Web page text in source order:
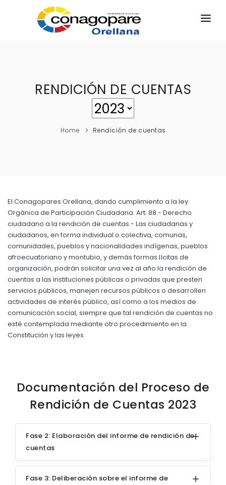
INSTITUCIÓN
EJECUCIÓN Y PRESUPUESTO
Gestión Institucional
Capacitaciones y talleres
EJECUCIÓN PRESUPUESTARIA
Información Presupuestaria
Procesos de contratación
SOPORTE INSTITUCIONAL
Registro oficiales de creación parroquiales
RENDICIÓN DE CUENTAS
Home Rendición de cuentas
El Conagopares Orellana, dando cumplimiento a la ley
Orgánica de Participación Ciudadana. Art. 88.- Derecho
ciudadano a la rendición de cuentas.- Las ciudadanas y
ciudadanos, en forma individual o colectiva, comunas,
comunidades, pueblos y nacionalidades indígenas, pueblos
afroecuatoriano y montubio, y demás formas lícitas de
organización, podrán solicitar una vez al año la rendición de
cuentas a las instituciones públicas o privadas que presten
servicios públicos, manejen recursos públicos o desarrollen
actividades de interés público, así como a los medios de
comunicación social, siempre que tal rendición de cuentas no
esté contemplada mediante otro procedimiento en la
Constitución y las leyes.
Documentación del Proceso de
Rendición de Cuentas 2023
Fase 2: Elaboración del informe de rendición de
cuentas
Fase 3: Deliberación sobre el informe de